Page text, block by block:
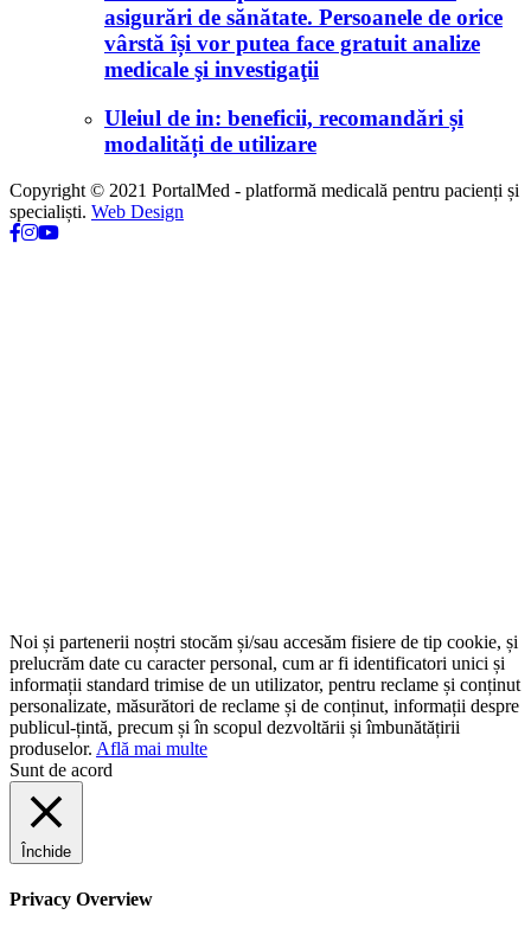
asigurări de sănătate. Persoanele de orice
vârstă își vor putea face gratuit analize
medicale şi investigaţii
Uleiul de in: beneficii, recomandări și
modalități de utilizare
Copyright © 2021 PortalMed - platformă medicală pentru pacienți și
specialiști. Web Design
Noi și partenerii noștri stocăm și/sau accesăm fisiere de tip cookie, și
prelucrăm date cu caracter personal, cum ar fi identificatori unici și
informații standard trimise de un utilizator, pentru reclame și conținut
personalizate, măsurători de reclame și de conținut, informații despre
publicul-țintă, precum și în scopul dezvoltării și îmbunătățirii
produselor. Află mai multe
Sunt de acord
Închide
Privacy Overview